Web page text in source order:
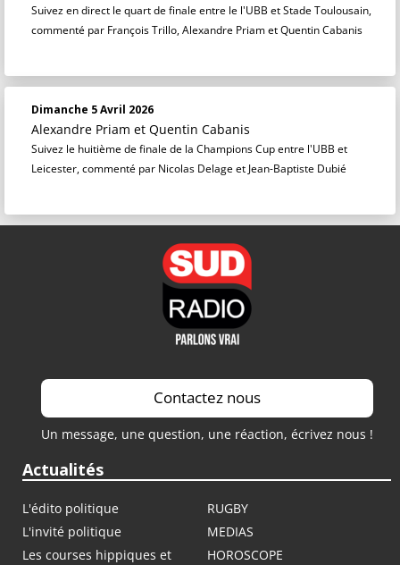
Suivez en direct le quart de finale entre le l'UBB et Stade Toulousain,
commenté par François Trillo, Alexandre Priam et Quentin Cabanis
Dimanche 5 Avril 2026
Alexandre Priam et Quentin Cabanis
Suivez le huitième de finale de la Champions Cup entre l'UBB et
Leicester, commenté par Nicolas Delage et Jean-Baptiste Dubié
Contactez nous
Un message, une question, une réaction, écrivez nous !
Actualités
L'édito politique
RUGBY
L'invité politique
MEDIAS
Les courses hippiques et
HOROSCOPE